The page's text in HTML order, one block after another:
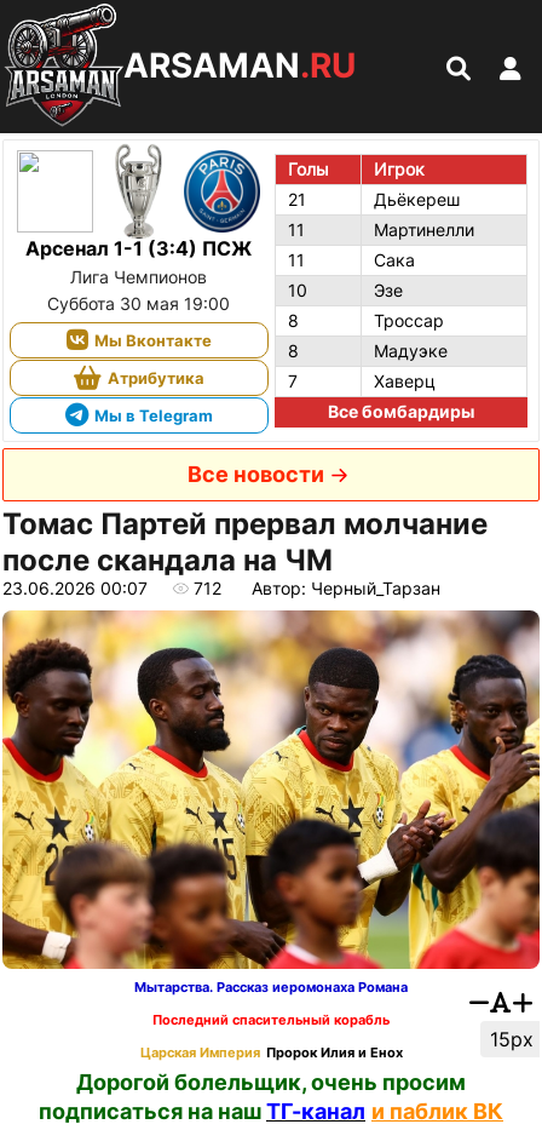
ARSAMAN.RU
Арсенал 1-1 (3:4) ПСЖ
Лига Чемпионов
Суббота 30 мая 19:00
Мы Вконтакте
Атрибутика
Мы в Telegram
Голы
Игрок
21
Дьёкереш
11
Мартинелли
11
Сака
10
Эзе
8
Троссар
8
Мадуэке
7
Хаверц
Все бомбардиры
Все новости
Томас Партей прервал молчание
после скандала на ЧМ
23.06.2026 00:07 712 Автор: Черный_Тарзан
15px
Мытарства. Рассказ иеромонаха Романа
Последний спасительный корабль
Царская Империя Пророк Илия и Енох
Дорогой болельщик, очень просим
подписаться на нашТГ-канал и паблик ВК